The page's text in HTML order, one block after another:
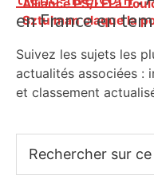
Alliance PS/LFI à
Sztulman claque la
Sidebar
en France en
Suivez les sujets les
actualités associées :
et classement
sur